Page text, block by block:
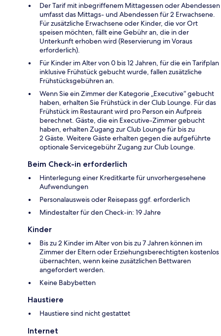
Der Tarif mit inbegriffenem Mittagessen oder Abendessen
umfasst das Mittags- und Abendessen für 2 Erwachsene.
Für zusätzliche Erwachsene oder Kinder, die vor Ort
speisen möchten, fällt eine Gebühr an, die in der
Unterkunft erhoben wird (Reservierung im Voraus
erforderlich).
Für Kinder im Alter von 0 bis 12 Jahren, für die ein Tarifplan
inklusive Frühstück gebucht wurde, fallen zusätzliche
Frühstücksgebühren an.
Wenn Sie ein Zimmer der Kategorie „Executive“ gebucht
haben, erhalten Sie Frühstück in der Club Lounge. Für das
Frühstück im Restaurant wird pro Person ein Aufpreis
berechnet. Gäste, die ein Executive-Zimmer gebucht
haben, erhalten Zugang zur Club Lounge für bis zu
2 Gäste. Weitere Gäste erhalten gegen die aufgeführte
optionale Servicegebühr Zugang zur Club Lounge.
Beim Check-in erforderlich
Hinterlegung einer Kreditkarte für unvorhergesehene
Aufwendungen
Personalausweis oder Reisepass ggf. erforderlich
Mindestalter für den Check-in: 19 Jahre
Kinder
Bis zu 2 Kinder im Alter von bis zu 7 Jahren können im
Zimmer der Eltern oder Erziehungsberechtigten kostenlos
übernachten, wenn keine zusätzlichen Bettwaren
angefordert werden.
Keine Babybetten
Haustiere
Haustiere sind nicht gestattet
Internet